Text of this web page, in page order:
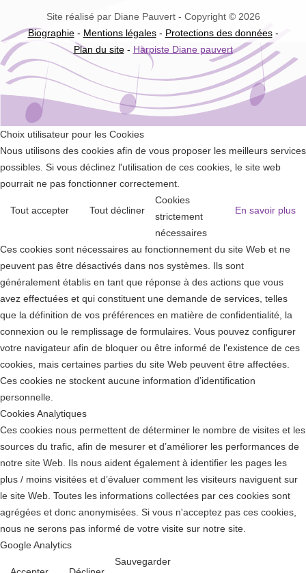
Site réalisé par Diane Pauvert - Copyright © 2026
Biographie- Mentions légales- Protections des données-
Plan du site- Harpiste Diane pauvert
Choix utilisateur pour les Cookies
Nous utilisons des cookies afin de vous proposer les meilleurs services
possibles. Si vous déclinez l'utilisation de ces cookies, le site web
pourrait ne pas fonctionner correctement.
Tout accepter Tout décliner En savoir plus
Cookies
strictement
nécessaires
Ces cookies sont nécessaires au fonctionnement du site Web et ne
peuvent pas être désactivés dans nos systèmes. Ils sont
généralement établis en tant que réponse à des actions que vous
avez effectuées et qui constituent une demande de services, telles
que la définition de vos préférences en matière de confidentialité, la
connexion ou le remplissage de formulaires. Vous pouvez configurer
votre navigateur afin de bloquer ou être informé de l'existence de ces
cookies, mais certaines parties du site Web peuvent être affectées.
Ces cookies ne stockent aucune information d’identification
personnelle.
Cookies Analytiques
Ces cookies nous permettent de déterminer le nombre de visites et les
sources du trafic, afin de mesurer et d’améliorer les performances de
notre site Web. Ils nous aident également à identifier les pages les
plus / moins visitées et d’évaluer comment les visiteurs naviguent sur
le site Web. Toutes les informations collectées par ces cookies sont
agrégées et donc anonymisées. Si vous n'acceptez pas ces cookies,
nous ne serons pas informé de votre visite sur notre site.
Google Analytics
Sauvegarder